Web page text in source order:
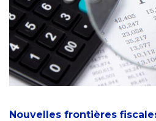
Nouvelles frontières